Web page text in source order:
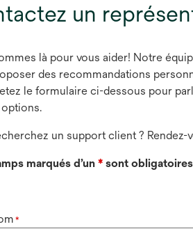
un
là pour vous aider! Notre
des recommandations
le formulaire ci-dessous pour
un support client ? Rendez-
marqués d’un * sont
*